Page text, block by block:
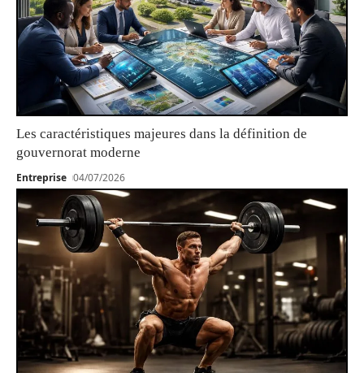
Les caractéristiques majeures dans la définition de
gouvernorat moderne
Entreprise 04/07/2026